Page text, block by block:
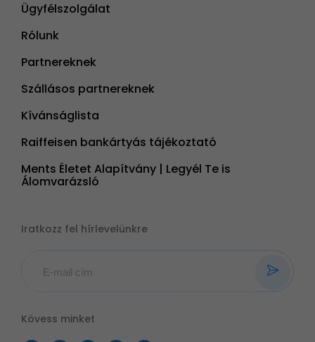
Ügyfélszolgálat
Rólunk
Partnereknek
Szállásos partnereknek
Kívánságlista
Raiffeisen bankártyás tájékoztató
Ments Életet Alapítvány | Legyél Te is
Álomvarázsló
Iratkozz fel hírlevelünkre
Kövess minket